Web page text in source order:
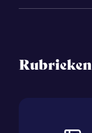
Rubrieken